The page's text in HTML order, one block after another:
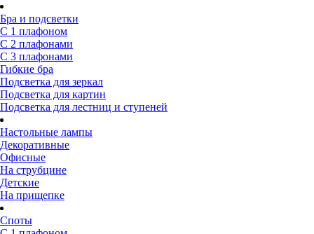
Бра и подсветки
С 1 плафоном
С 2 плафонами
С 3 плафонами
Гибкие бра
Подсветка для зеркал
Подсветка для картин
Подсветка для лестниц и ступеней
Настольные лампы
Декоративные
Офисные
На струбцине
Детские
На прищепке
Споты